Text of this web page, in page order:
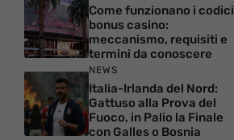
Come funzionano i codici
bonus casino:
meccanismo, requisiti e
termini da conoscere
NEWS
Italia-Irlanda del Nord:
Gattuso alla Prova del
Fuoco, in Palio la Finale
con Galles o Bosnia